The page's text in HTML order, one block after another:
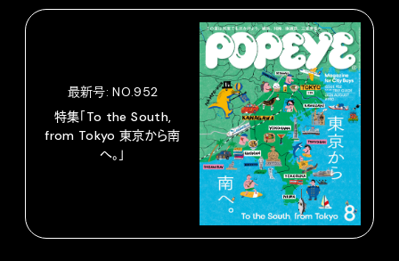
最新号: NO.952
特集「To the South,
from Tokyo 東京から南
へ。」